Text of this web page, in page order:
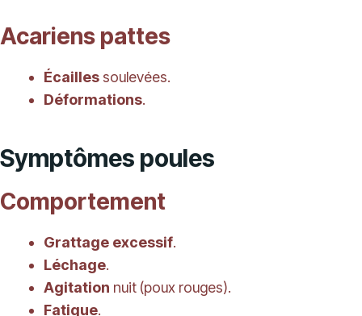
Acariens pattes
Écailles soulevées.
Déformations.
Symptômes poules
Comportement
Grattage excessif.
Léchage.
Agitation nuit (poux rouges).
Fatigue.